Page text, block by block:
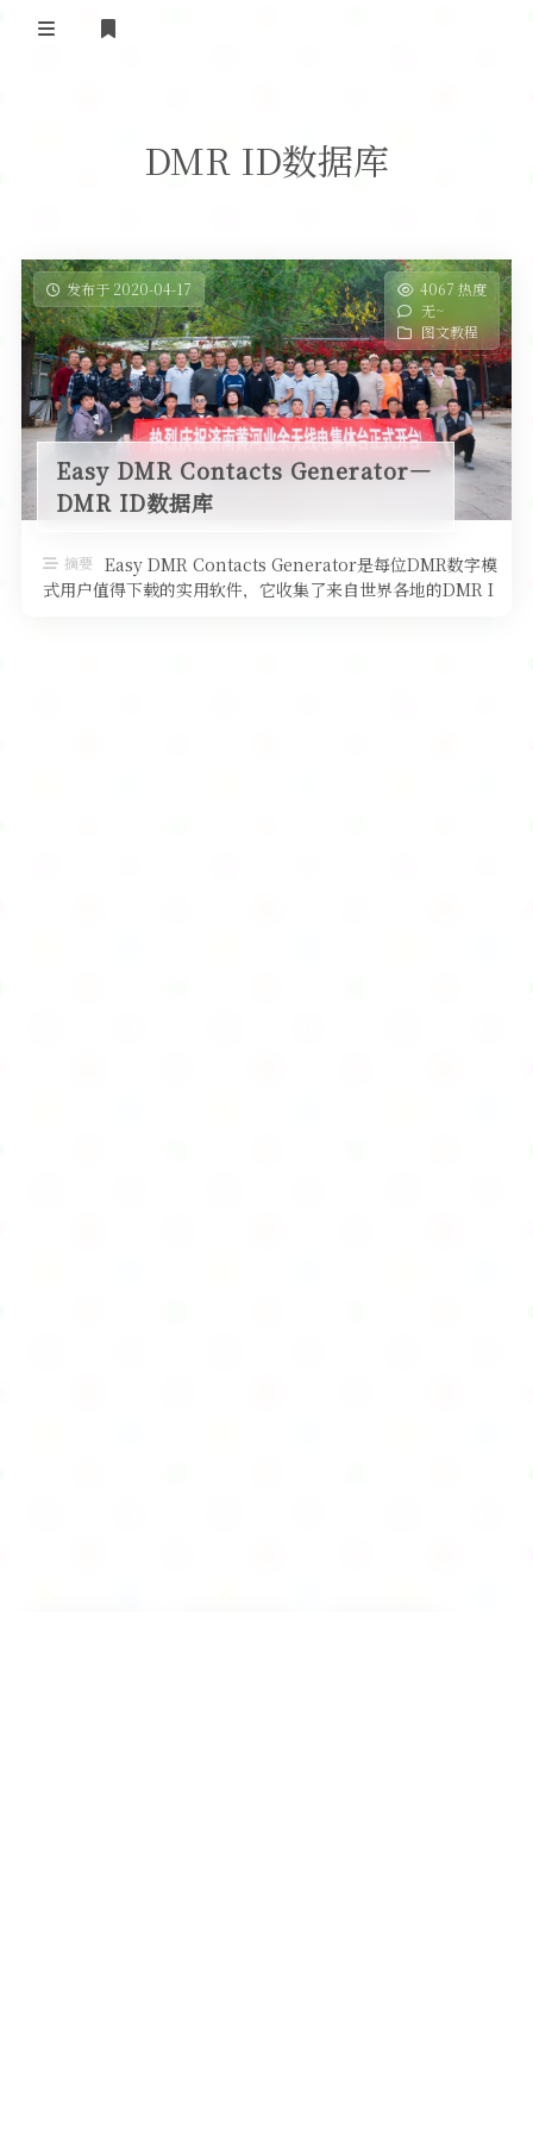
关于黄河
黄河使命
黄河新闻
政策法规
活动竞赛
行业新闻
无线电资料
BA4II
图文教程
视频资料
HAM技巧
软件
器材专区
车载类别
摩托车
编号申请
黄河直播
编号查询
DMR ID数据库
发布于 2020-04-17
4067 热度
无~
图文教程
Easy DMR Contacts Generator—
DMR ID数据库
摘要 Easy DMR Contacts Generator是每位DMR数字模
式用户值得下载的实用软件，它收集了来自世界各地的DMR I